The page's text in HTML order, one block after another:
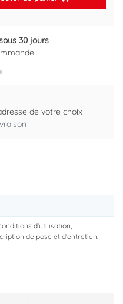
30 jours
14 jours
ici
de votre choix
d'utilisation,
de pose et d'entretien.